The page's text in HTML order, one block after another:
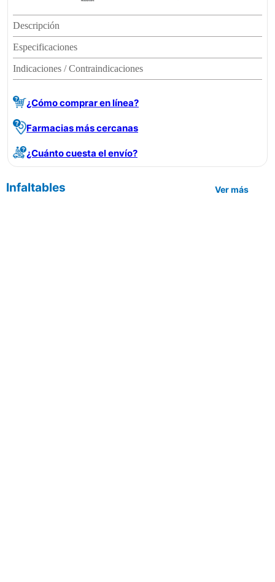
Descripción
Especificaciones
Indicaciones / Contraindicaciones
¿Cómo comprar en línea?
Farmacias más cercanas
¿Cuánto cuesta el envío?
Infaltables Ver más